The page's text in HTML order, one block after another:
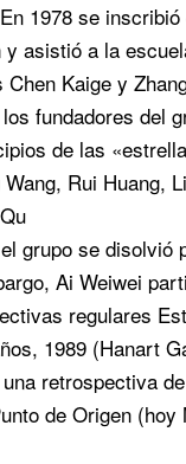
1978 se
y asistió a la
Chen Kaige y
fundadores del
de las
Rui Huang,
grupo se disolvió
Ai Weiwei
regulares
1989 (Hanart
retrospectiva
de Origen